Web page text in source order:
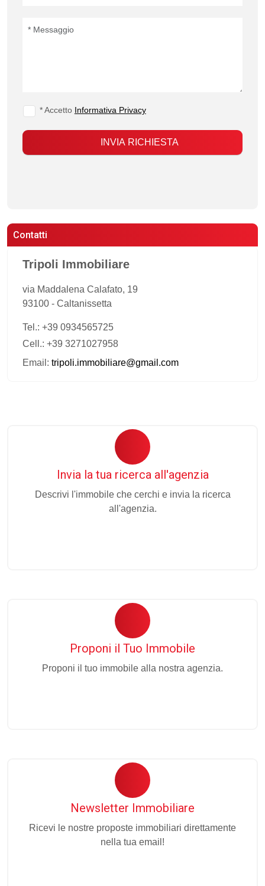
* Accetto Informativa Privacy
INVIA RICHIESTA
Contatti
Tripoli Immobiliare
via Maddalena Calafato, 19
93100 - Caltanissetta
Tel.: +39 0934565725
Cell.: +39 3271027958
Email: tripoli.immobiliare@gmail.com
Invia la tua ricerca all'agenzia
Descrivi l'immobile che cerchi e invia la ricerca
all'agenzia.
Proponi il Tuo Immobile
Proponi il tuo immobile alla nostra agenzia.
Newsletter Immobiliare
Ricevi le nostre proposte immobiliari direttamente
nella tua email!